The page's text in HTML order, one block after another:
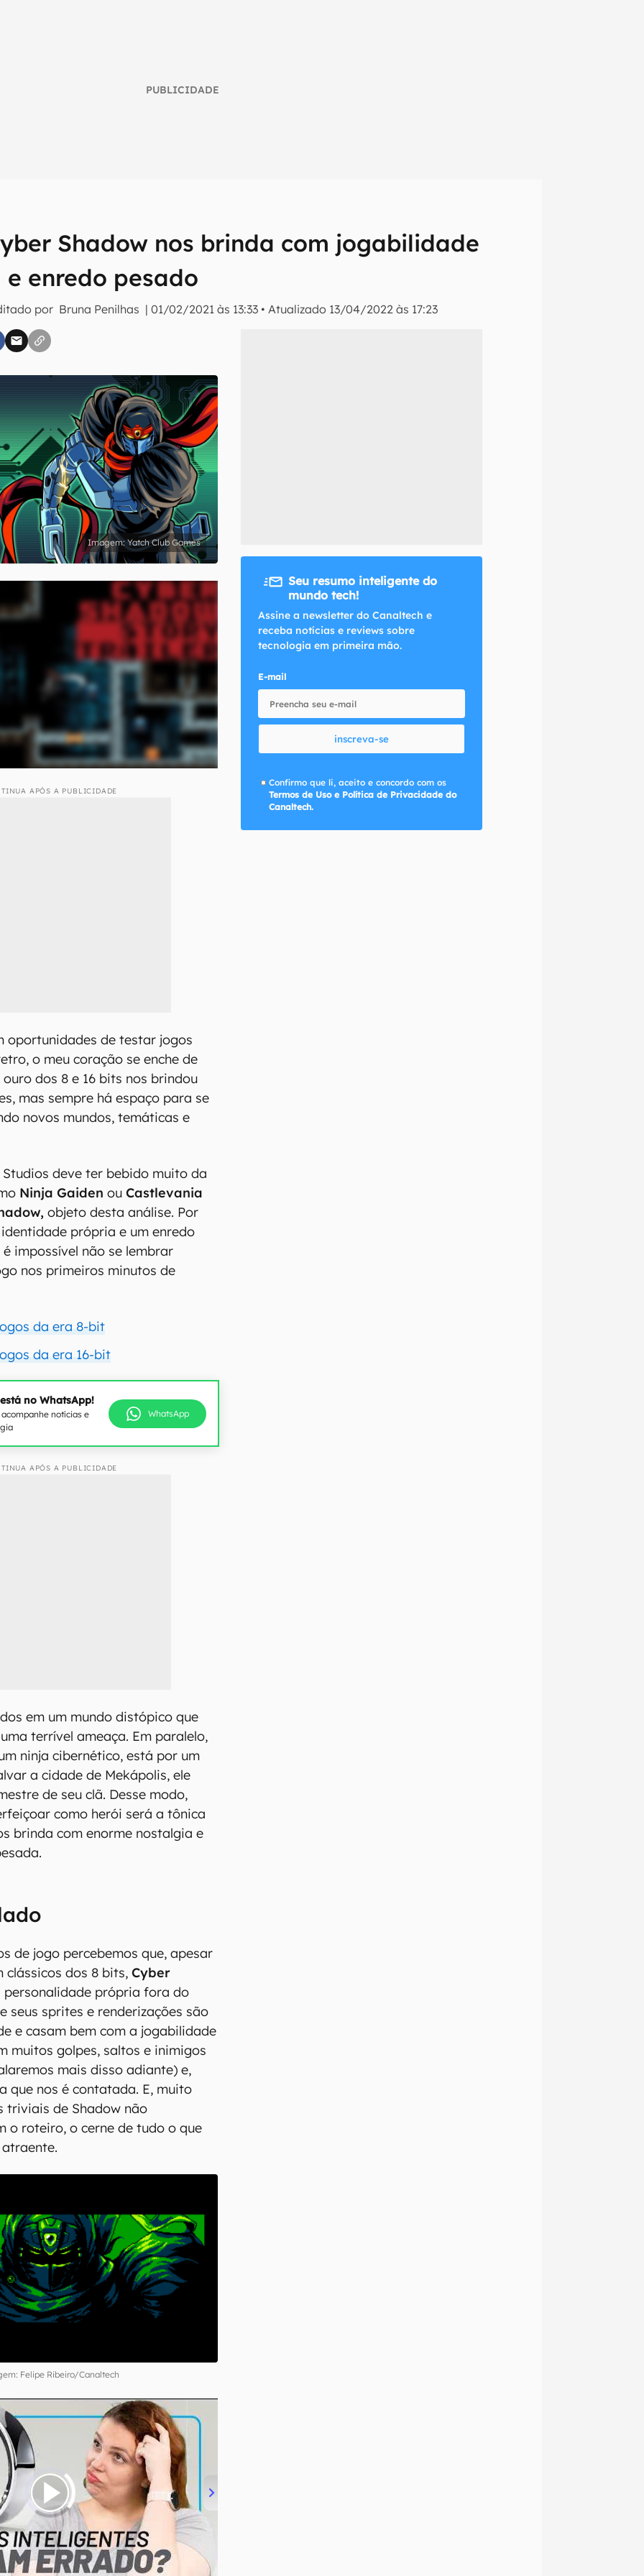
PUBLICIDADE
Shadow nos brinda com jogabilidade
enredo pesado
por Bruna Penilhas |01/02/2021 às 13:33 •Atualizado 13/04/2022 às 17:23
inteligente do mundo tech!
do Canaltech e receba notícias e reviews sobre tecnologia em primeira
inscreva-se
aceito e concordo com os Termos de Uso e Política de Privacidade do Canaltech.
Yatch Club Games
APÓS A PUBLICIDADE
oportunidades de testar jogos
o meu coração se enche de
dos 8 e 16 bits nos brindou
mas sempre há espaço para se
novos mundos, temáticas e
Studios deve ter bebido muito da
Ninja Gaiden ouCastlevania
objeto desta análise. Por
própria e um enredo
impossível não se lembrar
nos primeiros minutos de
da era 8-bit
da era 16-bit
no WhatsApp!
notícias e
WhatsApp
APÓS A PUBLICIDADE
em um mundo distópico que
terrível ameaça. Em paralelo,
ninja cibernético, está por um
a cidade de Mekápolis, ele
de seu clã. Desse modo,
como herói será a tônica
brinda com enorme nostalgia e
de jogo percebemos que, apesar
clássicos dos 8 bits,Cyber
própria fora do
seus sprites e renderizações são
e casam bem com a jogabilidade
muitos golpes, saltos e inimigos
mais disso adiante) e,
que nos é contatada. E, muito
triviais de Shadow não
o roteiro, o cerne de tudo o que
Felipe Ribeiro/Canaltech
Seu resumo inteligente do
mundo tech!
Assine a newsletter do Canaltech e
receba notícias e reviews sobre
tecnologia em primeira mão.
E-mail
inscreva-se
Confirmo que li, aceito e concordo com os
Termos de Uso e Política de Privacidade do
Canaltech.